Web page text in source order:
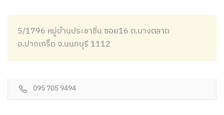
5/1796 หมู่บ้านประชาชื่น ซอย16 ต.บางตลาด
อ.ปากเกร็ด จ.นนทบุรี 1112
095 705 9494